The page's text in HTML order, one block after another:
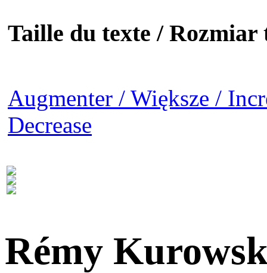
Taille du texte / Rozmiar
Augmenter / Większe /
Decrease
Rémy